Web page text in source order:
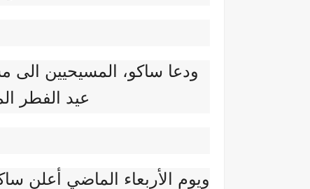
ودعا ساكو، المسيحيين الى
عيد الفطر
ويوم الأربعاء الماضي أعلن